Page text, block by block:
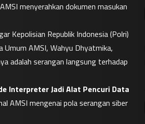
menyerahkan dokumen masukan
Kepolisian Republik Indonesia (Polri)
Umum AMSI, Wahyu Dhyatmika,
adalah serangan langsung terhadap
Interpreter Jadi Alat Pencuri Data
AMSI mengenai pola serangan siber